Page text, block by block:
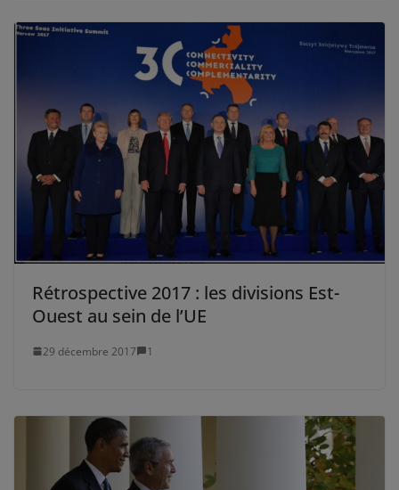
Rétrospective 2017 : les divisions Est-
Ouest au sein de l’UE
29 décembre 2017 1